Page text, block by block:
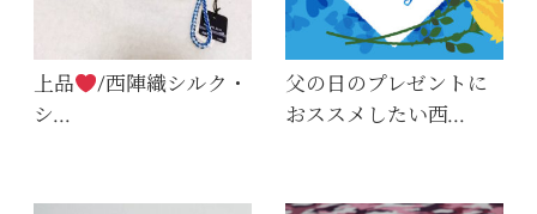
上品
/西陣織シルク・
シ…
父の日のプレゼントに
おススメしたい西…